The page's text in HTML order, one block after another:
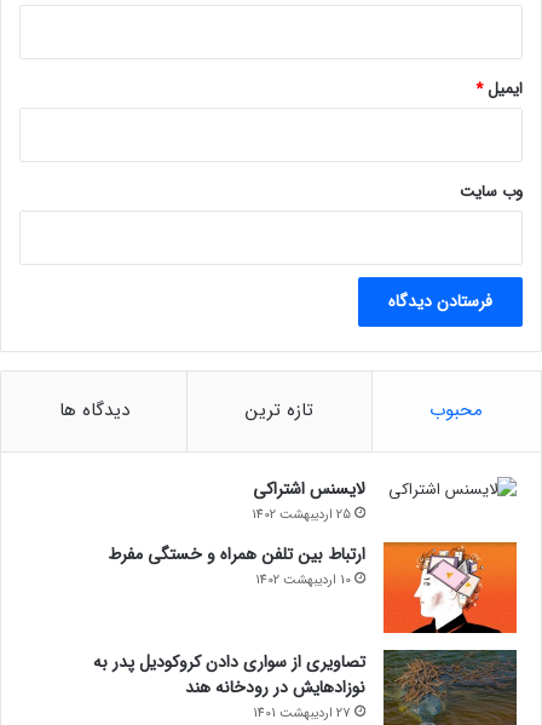
ایمیل*
وب‌ سایت
محبوب تازه ترین دیدگاه ها
لایسنس اشتراکی
25 اردیبهشت 1402
ارتباط بین تلفن همراه و خستگی مفرط
10 اردیبهشت 1402
تصاویری از سواری دادن کروکودیل پدر به
نوزادهایش در رودخانه هند
27 اردیبهشت 1401